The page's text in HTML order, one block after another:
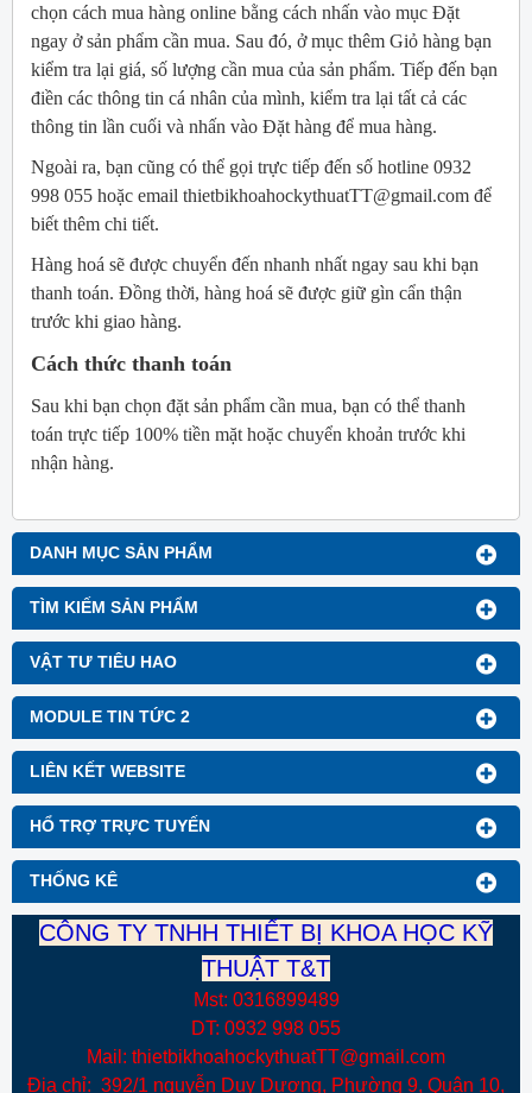
DANH MỤC SẢN PHẨM
TÌM KIẾM SẢN PHẨM
VẬT TƯ TIÊU HAO
MODULE TIN TỨC 2
LIÊN KẾT WEBSITE
HỔ TRỢ TRỰC TUYẾN
THỐNG KÊ
chọn cách mua hàng online bằng cách nhấn vào mục Đặt
ngay ở sản phẩm cần mua. Sau đó, ở mục thêm Giỏ hàng bạn
kiểm tra lại giá, số lượng cần mua của sản phẩm. Tiếp đến bạn
điền các thông tin cá nhân của mình, kiểm tra lại tất cả các
thông tin lần cuối và nhấn vào Đặt hàng để mua hàng.
Ngoài ra, bạn cũng có thể gọi trực tiếp đến số hotline 0932
998 055 hoặc email thietbikhoahockythuatTT@gmail.com để
biết thêm chi tiết.
Hàng hoá sẽ được chuyển đến nhanh nhất ngay sau khi bạn
thanh toán. Đồng thời, hàng hoá sẽ được giữ gìn cẩn thận
trước khi giao hàng.
Cách thức thanh toán
Sau khi bạn chọn đặt sản phẩm cần mua, bạn có thể thanh
toán trực tiếp 100% tiền mặt hoặc chuyển khoản trước khi
nhận hàng.
CÔNG TY TNHH THIẾT BỊ KHOA HỌC KỸ
THUẬT T&T
Mst: 0316899489
DT: 0932 998 055
Mail: thietbikhoahockythuatTT@gmail.com
Địa chỉ: 392/1 nguyễn Duy Dương, Phường 9, Quận 10,